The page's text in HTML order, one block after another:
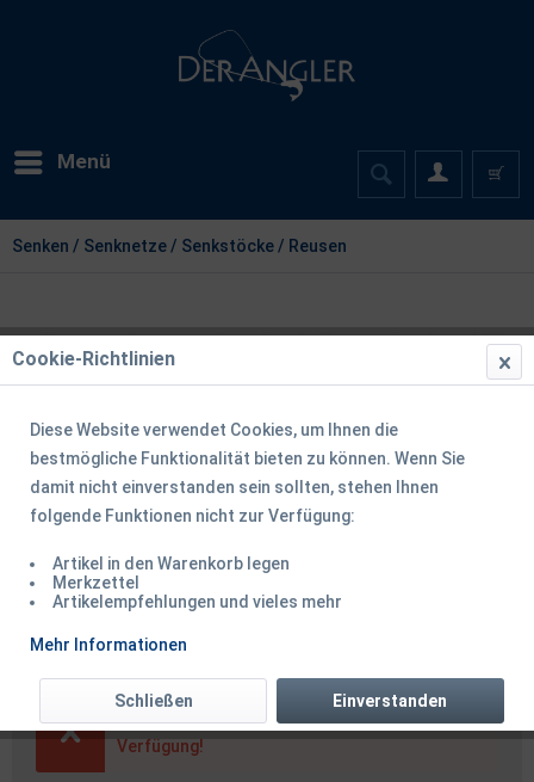
Menü
Senken / Senknetze / Senkstöcke / Reusen
Dieser Artikel steht derzeit nicht zur
Verfügung!
Cookie-Richtlinien
Diese Website verwendet Cookies, um Ihnen die
bestmögliche Funktionalität bieten zu können. Wenn Sie
damit nicht einverstanden sein sollten, stehen Ihnen
folgende Funktionen nicht zur Verfügung:
Artikel in den Warenkorb legen
Merkzettel
Artikelempfehlungen und vieles mehr
Mehr Informationen
Einverstanden
Schließen